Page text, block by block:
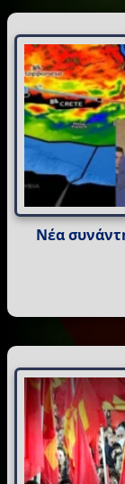
Νέα